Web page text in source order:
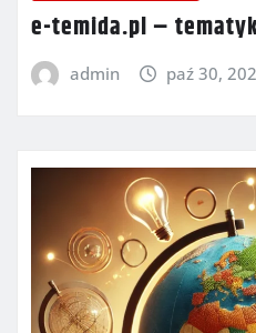
e-temida.pl –
admin paź 30,